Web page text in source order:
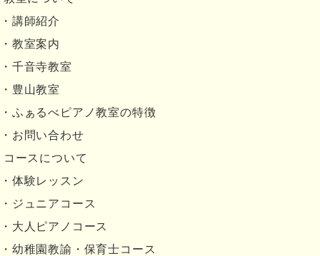
講師紹介
教室案内
千音寺教室
豊山教室
ふぁるべピアノ教室の特徴
お問い合わせ
コースについて
体験レッスン
ジュニアコース
大人ピアノコース
幼稚園教諭・保育士コース